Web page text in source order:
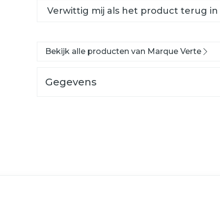
Verwittig mij als het product terug in
Bekijk alle producten van Marque Verte
Gegevens